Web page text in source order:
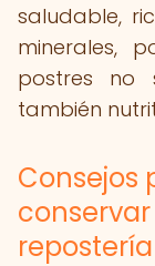
saludable,
minerales,
postres no
también
Consejos
repostería